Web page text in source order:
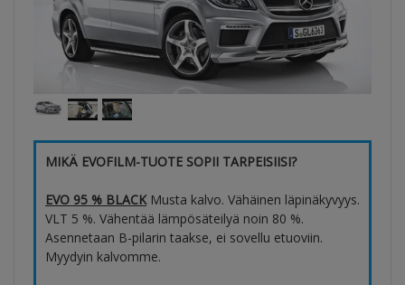
MIKÄ EVOFILM-TUOTE SOPII TARPEISIISI?
EVO 95 % BLACKMusta kalvo. Vähäinen läpinäkyvyys.
VLT 5 %. Vähentää lämpösäteilyä noin 80 %.
Asennetaan B-pilarin taakse, ei sovellu etuoviin.
Myydyin kalvomme.